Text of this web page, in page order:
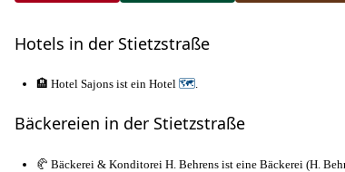
Hotels in der Stietzstraße
🏨 Hotel Sajons ist ein Hotel 🗺.
Bäckereien in der Stietzstraße
🥐 Bäckerei & Konditorei H. Behrens ist eine Bäckerei (H.